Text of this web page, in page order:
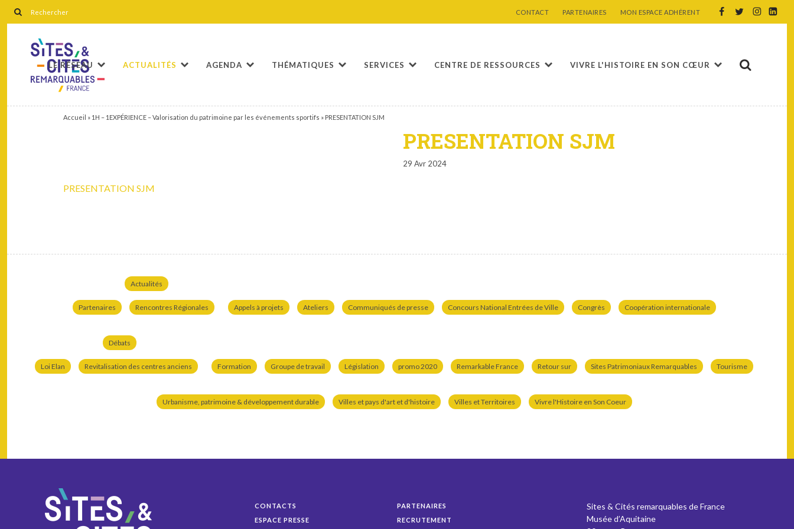
CONTACT PARTENAIRES MON ESPACE ADHÉRENT
LE RÉSEAU ACTUALITÉS AGENDA THÉMATIQUES SERVICES CENTRE DE RESSOURCES VIVRE L'HISTOIRE EN SON CŒUR
Accueil » 1H – 1EXPÉRIENCE – Valorisation du patrimoine par les événements sportifs » PRESENTATION SJM
PRESENTATION SJM
29 Avr 2024
PRESENTATION SJM
Actualités
Partenaires Rencontres Régionales Appels à projets Ateliers Communiqués de presse Concours National Entrées de Ville Congrès Coopération internationale
Débats
Loi Elan Revitalisation des centres anciens Formation Groupe de travail Législation promo 2020 Remarkable France Retour sur Sites Patrimoniaux Remarquables Tourisme
Urbanisme, patrimoine & développement durable Villes et pays d'art et d'histoire Villes et Territoires Vivre l'Histoire en Son Coeur
CONTACTS
ESPACE PRESSE
PARTENAIRES
RECRUTEMENT
Sites & Cités remarquables de France
Musée d’Aquitaine